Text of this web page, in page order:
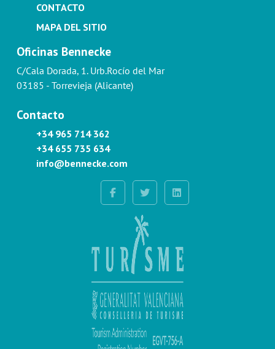
CONTACTO
MAPA DEL SITIO
Oficinas Bennecke
C/Cala Dorada, 1. Urb.Rocío del Mar
03185 - Torrevieja (Alicante)
Contacto
+34 965 714 362
+34 655 735 634
info@bennecke.com